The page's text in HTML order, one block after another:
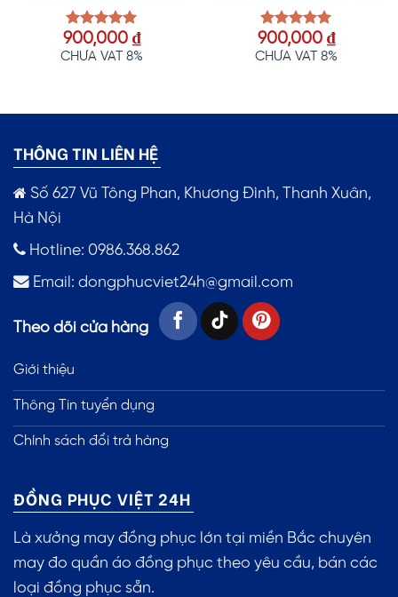
Được xếp
hạng5.00
900,000 ₫
CHƯA VAT 8%
Được xếp
hạng5.00
900,000 ₫
CHƯA VAT 8%
THÔNG TIN LIÊN HỆ
Số 627 Vũ Tông Phan, Khương Đình, Thanh Xuân,
Hà Nội
Hotline: 0986.368.862
Email: dongphucviet24h@gmail.com
Theo dõi cửa hàng
Giới thiệu
Thông Tin tuyển dụng
Chính sách đổi trả hàng
ĐỒNG PHỤC VIỆT 24H
Là xưởng may đồng phục lớn tại miền Bắc chuyên
may đo quần áo đồng phục theo yêu cầu, bán các
loại đồng phục sẵn.